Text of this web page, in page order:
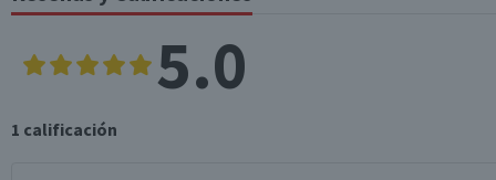
5.0
1 calificación